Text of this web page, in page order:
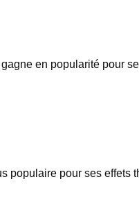
en popularité pour
populaire pour ses